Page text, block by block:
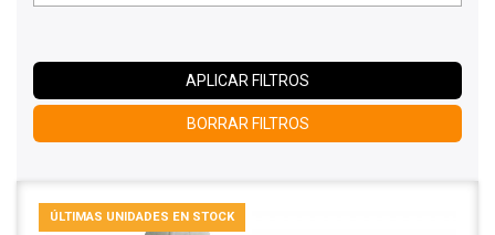
APLICAR FILTROS
BORRAR FILTROS
ÚLTIMAS UNIDADES EN STOCK